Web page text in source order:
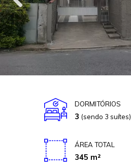
DORMITÓRIOS
3 (sendo 3 suítes)
ÁREA TOTAL
345 m²